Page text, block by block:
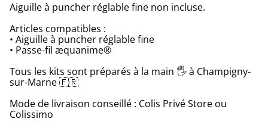
Aiguille à puncher réglable fine non incluse.
Articles compatibles :
• Aiguille à puncher réglable fine
• Passe-fil æquanime®
Tous les kits sont préparés à la main 🖐 à Champigny-
sur-Marne 🇫🇷
Mode de livraison conseillé : Colis Privé Store ou
Colissimo